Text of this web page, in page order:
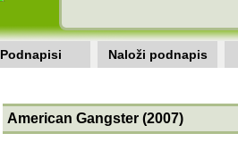
Podnapisi Naloži podnapis
American Gangster (2007)